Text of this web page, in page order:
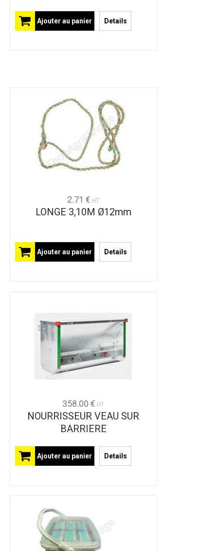
Ajouter au panier Details
2.71 € HT
LONGE 3,10M Ø12mm
Ajouter au panier Details
358.00 € HT
NOURRISSEUR VEAU SUR
BARRIERE
Ajouter au panier Details